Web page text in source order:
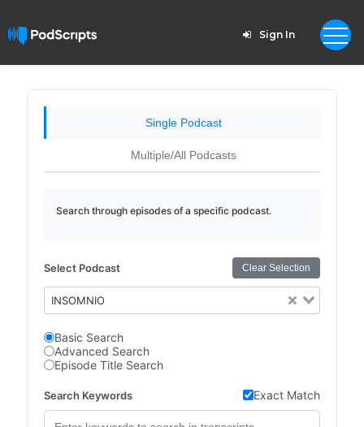
Sign In
Single Podcast
Multiple/All Podcasts
Search through episodes of a specific podcast.
Select Podcast Clear Selection
INSOMNIO
Basic Search
Advanced Search
Episode Title Search
Search Keywords Exact Match